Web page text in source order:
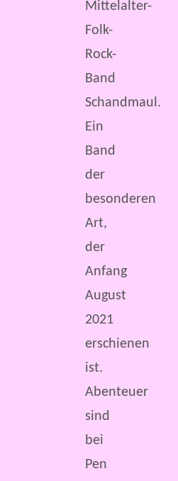
Mittelalter-
Folk-
Rock-
Band
Schandmaul.
Ein
Band
der
besonderen
Art,
der
Anfang
August
2021
erschienen
ist.
Abenteuer
sind
bei
Pen